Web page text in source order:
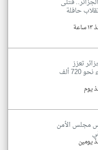
حافلة
تعزز
مخزونها بشراء نحو 720 ألف
يوم
مجلس الأمن
يومين